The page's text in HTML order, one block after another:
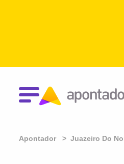
Apontador Juazeiro Do